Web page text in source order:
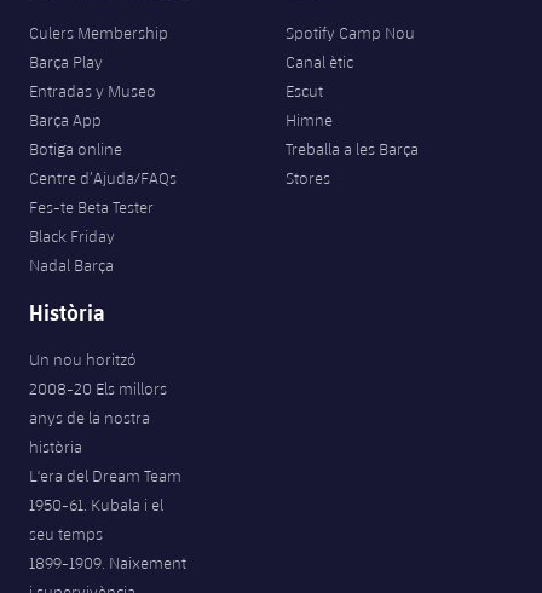
Culers Membership
Barça Play
Entradas y Museo
Barça App
Botiga online
Centre d’Ajuda/FAQs
Fes-te Beta Tester
Black Friday
Nadal Barça
Spotify Camp Nou
Canal ètic
Escut
Himne
Treballa a les Barça
Stores
Història
Un nou horitzó
2008-20 Els millors
anys de la nostra
història
L'era del Dream Team
1950-61. Kubala i el
seu temps
1899-1909. Naixement